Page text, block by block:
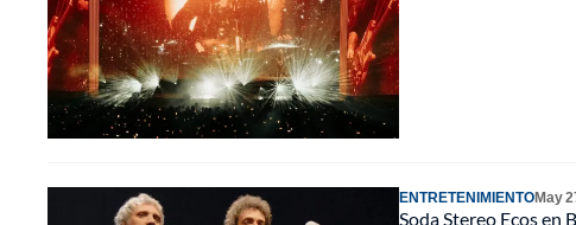
ENTRETENIMIENTOMay
Soda Stereo Ecos en